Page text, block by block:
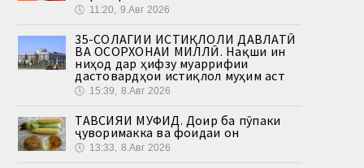
🕔 11:20, 9.Авг 2026
35-СОЛАГИИ ИСТИҚЛОЛИ ДАВЛАТӢ
ВА ОСОРХОНАИ МИЛЛӢ. Нақши ин
ниҳод дар ҳифзу муаррифии
дастовардҳои истиқлол муҳим аст
🕔 15:39, 8.Авг 2026
ТАВСИЯИ МУФИД. Доир ба пӯпаки
ҷуворимакка ва фоидаи он
🕔 13:33, 8.Авг 2026